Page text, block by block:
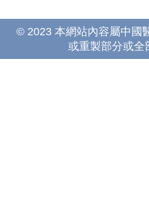
© 2023 本網站內容屬中國
或重製部分或全